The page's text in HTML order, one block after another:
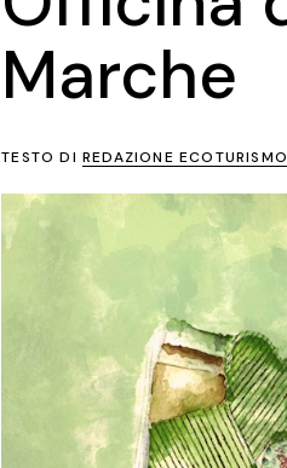
Marche
TESTO DI REDAZIONE